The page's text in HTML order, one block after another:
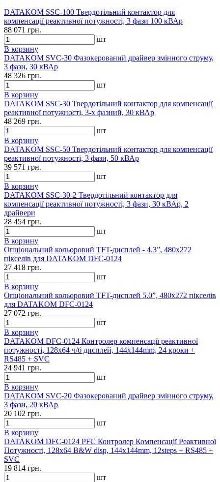
DATAKOM SSC-100 Твердотільний контактор для
компенсації реактивної потужності, 3 фази 100 кВАр
88 071 грн.
шт
В корзину
DATAKOM SVC-30 Фазокерований драйвер змінного струму,
3 фази, 30 кВАр
48 326 грн.
шт
В корзину
DATAKOM SSC-30 Твердотільний контактор для компенсації
реактивної потужності, 3-х фазний, 30 кВАр
48 269 грн.
шт
В корзину
DATAKOM SSC-50 Твердотільний контактор для компенсації
реактивної потужності, 3 фази, 50 кВАр
39 571 грн.
шт
В корзину
DATAKOM SSC-30-2 Твердотільний контактор для
компенсації реактивної потужності, 3 фази, 30 кВАр, 2
драйвери
28 454 грн.
шт
В корзину
Опціональний кольоровий TFT-дисплей - 4.3”, 480x272
пікселів для DATAKOM DFC-0124
27 418 грн.
шт
В корзину
Опціональний кольоровий TFT-дисплей 5.0”, 480x272 пікселів
для DATAKOM DFC-0124
27 072 грн.
шт
В корзину
DATAKOM DFC-0124 Контролер компенсації реактивної
потужності, 128x64 ч/б дисплей, 144x144mm, 24 кроки +
RS485 + SVC
24 941 грн.
шт
В корзину
DATAKOM SVC-20 Фазокерований драйвер змінного струму,
3 фази, 20 кВАр
20 102 грн.
шт
В корзину
DATAKOM DFC-0124 PFC Контролер Компенсації Реактивної
Потужності, 128x64 B&W disp, 144x144mm, 12steps + RS485 +
SVC
19 814 грн.
шт